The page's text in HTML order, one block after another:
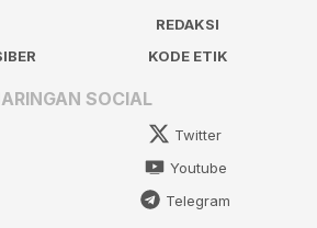
REDAKSI
KODE ETIK
SOCIAL
Twitter
Youtube
Telegram